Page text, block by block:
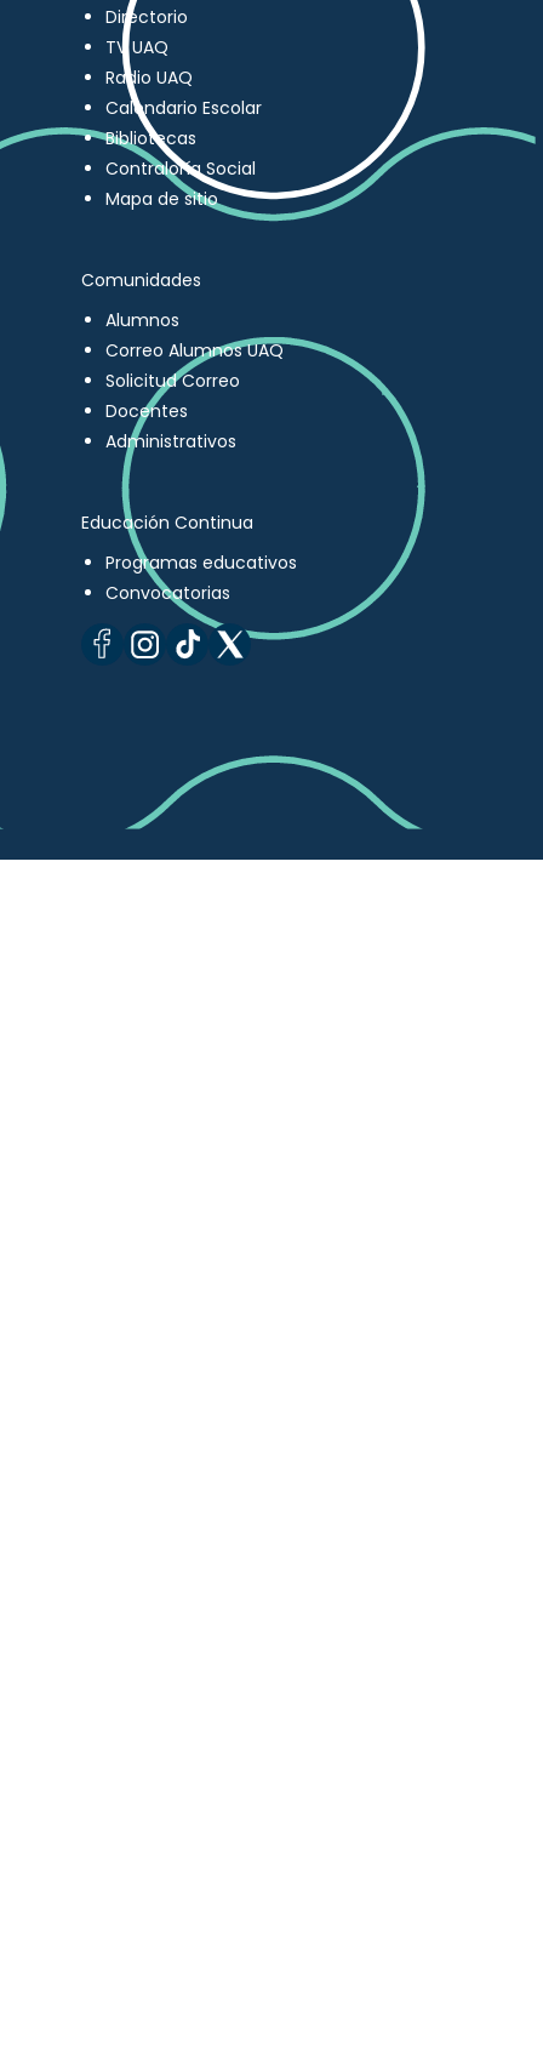
Directorio
TV UAQ
Radio UAQ
Calendario Escolar
Bibliotecas
Contraloría Social
Mapa de sitio
Comunidades
Alumnos
Correo Alumnos UAQ
Solicitud Correo
Docentes
Administrativos
Educación Continua
Programas educativos
Convocatorias